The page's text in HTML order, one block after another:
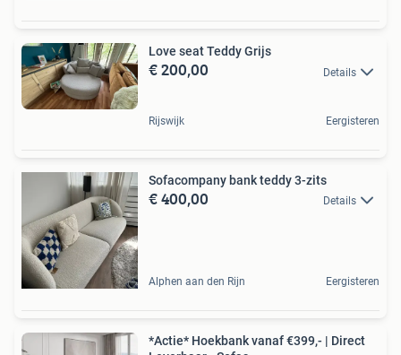
Love seat Teddy Grijs
€ 200,00 Details
Rijswijk Eergisteren
Sofacompany bank teddy 3-zits
€ 400,00 Details
Alphen aan den Rijn Eergisteren
*Actie* Hoekbank vanaf €399,- | Direct